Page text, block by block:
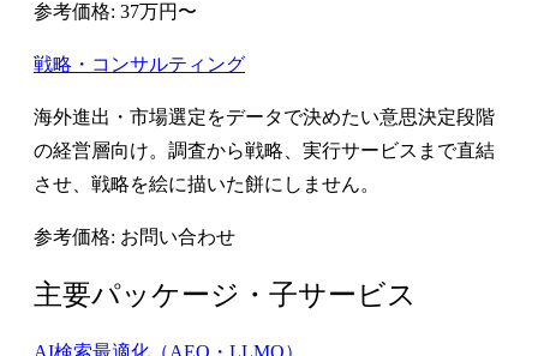
参考価格: 37万円〜
戦略・コンサルティング
海外進出・市場選定をデータで決めたい意思決定段階
の経営層向け。調査から戦略、実行サービスまで直結
させ、戦略を絵に描いた餅にしません。
参考価格: お問い合わせ
主要パッケージ・子サービス
AI検索最適化（AEO・LLMO）